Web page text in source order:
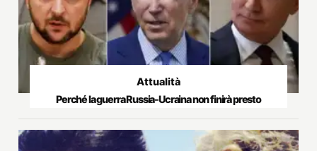
Attualità
Perché la guerra Russia-Ucraina non finirà presto